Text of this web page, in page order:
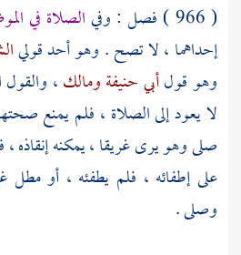
( 966 ) فصل : وفي الصلاة في
إحداهما ، لا تصح . وهو أحد قولي
وهو قولأبي حنيفةومالك، والقول
لا يعود إلى الصلاة ، فلم يمنع
صلى وهو يرى غريقا ، يمكنه إنقاذه ،
على إطفائه ، فلم يطفئه ، أو مطل
وصلى .